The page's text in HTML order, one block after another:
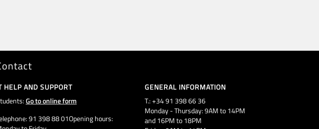
HELP AND SUPPORT
Go to online form
91 398 88 01Opening hours:
GENERAL INFORMATION
T.: +34 91 398 66 36
Monday - Thursday: 9AM to 14PM
and 16PM to 18PM